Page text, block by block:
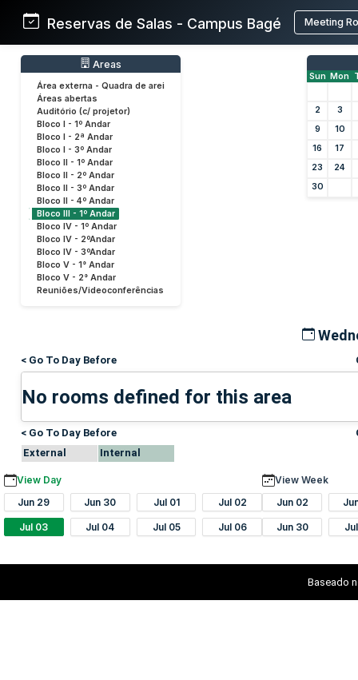
Reservas de Salas - Campus Bagé Meeting
Areas
Área externa - Quadra de arei
Áreas abertas
Auditório (c/ projetor)
Bloco I - 1º Andar
Bloco I - 2ª Andar
Bloco I - 3º Andar
Bloco II - 1º Andar
Bloco II - 2º Andar
Bloco II - 3º Andar
Bloco II - 4º Andar
Bloco III - 1º Andar
Bloco IV - 1º Andar
Bloco IV - 2ºAndar
Bloco IV - 3ºAndar
Bloco V - 1° Andar
Bloco V - 2° Andar
Reuniões/Videoconferências
Sun Mon
2
3
9
10
16
17
23
24
30
< Go To Day Before
No rooms defined for this area
< Go To Day Before
External
Internal
View Day
Jun 29
Jun 30 Jul 01 Jul 02
Jul 03 Jul 04 Jul 05 Jul 06
View Week
Jun 02
Jun 30
Baseado